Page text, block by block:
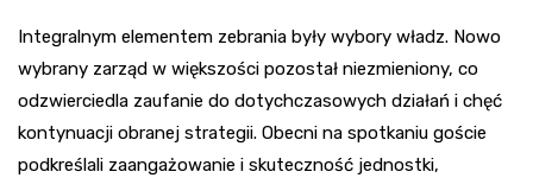
Integralnym elementem zebrania były wybory władz. Nowo
wybrany zarząd w większości pozostał niezmieniony, co
odzwierciedla zaufanie do dotychczasowych działań i chęć
kontynuacji obranej strategii. Obecni na spotkaniu goście
podkreślali zaangażowanie i skuteczność jednostki,